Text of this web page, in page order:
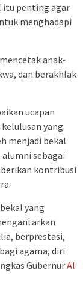
itu penting agar
menghadapi
anak-
dan berakhlak
ucapan
yang
menjadi bekal
sebagai
kontribusi
yang
berprestasi,
agama, diri
GubernurAl